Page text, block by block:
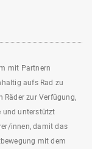
mit Partnern
aufs Rad zu
Räder zur Verfügung,
und unterstützt
innen, damit das
mit dem